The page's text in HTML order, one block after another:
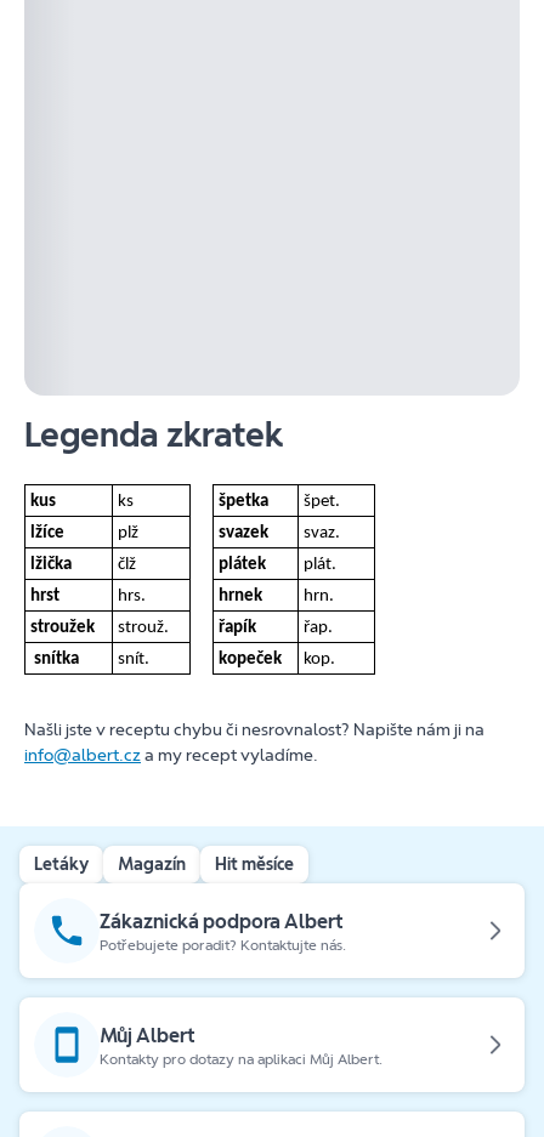
Legenda zkratek
kus ks špetka
špet.
lžíce
plž svazek
svaz.
lžička
člž plátek
plát.
hrst
hrs. hrnek
hrn.
stroužek
strouž. řapík
řap.
snítka
snít. kopeček kop.
Našli jste v receptu chybu či nesrovnalost? Napište nám ji na
info@albert.cza my recept vyladíme.
Letáky Magazín Hit měsíce
Zákaznická podpora Albert
Potřebujete poradit? Kontaktujte nás.
Můj Albert
Kontakty pro dotazy na aplikaci Můj Albert.